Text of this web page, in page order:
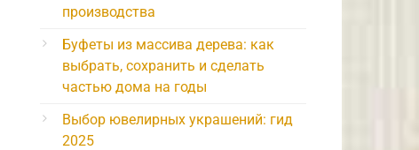
производства
Буфеты из массива дерева: как
выбрать, сохранить и сделать
частью дома на годы
Выбор ювелирных украшений: гид
2025